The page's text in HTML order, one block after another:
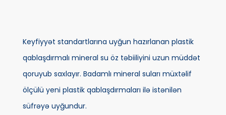
Keyfiyyət standartlarına uyğun hazırlanan plastik
qablaşdırmalı mineral su öz təbiiliyini uzun müddət
qoruyub saxlayır. Badamlı mineral suları müxtəlif
ölçülü yeni plastik qablaşdırmaları ilə istənilən
süfrəyə uyğundur.